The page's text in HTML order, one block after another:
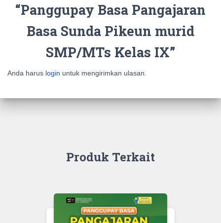
“Panggupay Basa Pangajaran
Basa Sunda Pikeun murid
SMP/MTs Kelas IX”
Anda harus login untuk mengirimkan ulasan.
Produk Terkait